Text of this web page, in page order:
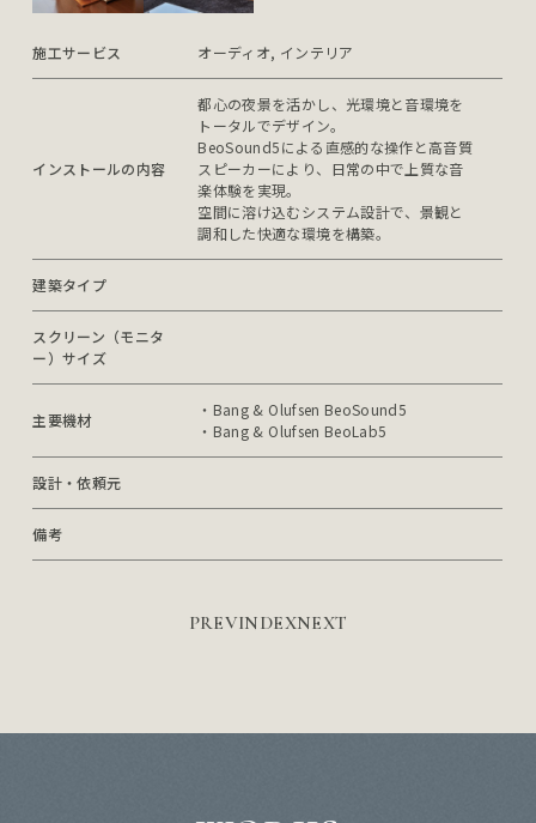
施工サービス オーディオ, インテリア
インストールの内容
都心の夜景を活かし、光環境と音環境を
トータルでデザイン。
BeoSound5による直感的な操作と高音質
スピーカーにより、日常の中で上質な音
楽体験を実現。
空間に溶け込むシステム設計で、景観と
調和した快適な環境を構築。
建築タイプ
スクリーン（モニタ
ー）サイズ
主要機材
・Bang & Olufsen BeoSound5
・Bang & Olufsen BeoLab5
設計・依頼元
備考
PREVINDEXNEXT